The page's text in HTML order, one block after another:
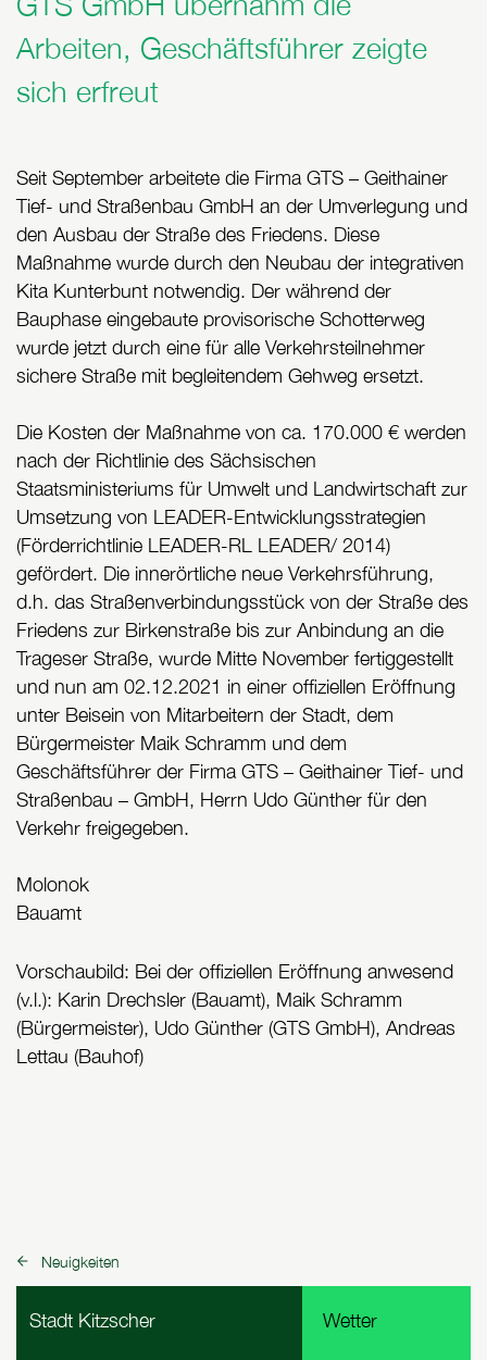
Arbeiten, Geschäftsführer zeigte
sich erfreut
Seit September arbeitete die Firma GTS – Geithainer
Tief- und Straßenbau GmbH an der Umverlegung und
den Ausbau der Straße des Friedens. Diese
Maßnahme wurde durch den Neubau der integrativen
Kita Kunterbunt notwendig. Der während der
Bauphase eingebaute provisorische Schotterweg
wurde jetzt durch eine für alle Verkehrsteilnehmer
sichere Straße mit begleitendem Gehweg ersetzt.
Die Kosten der Maßnahme von ca. 170.000 € werden
nach der Richtlinie des Sächsischen
Staatsministeriums für Umwelt und Landwirtschaft zur
Umsetzung von LEADER-Entwicklungsstrategien
(Förderrichtlinie LEADER-RL LEADER/ 2014)
gefördert. Die innerörtliche neue Verkehrsführung,
d.h. das Straßenverbindungsstück von der Straße des
Friedens zur Birkenstraße bis zur Anbindung an die
Trageser Straße, wurde Mitte November fertiggestellt
und nun am 02.12.2021 in einer offiziellen Eröffnung
unter Beisein von Mitarbeitern der Stadt, dem
Bürgermeister Maik Schramm und dem
Geschäftsführer der Firma GTS – Geithainer Tief- und
Straßenbau – GmbH, Herrn Udo Günther für den
Verkehr freigegeben.
Molonok
Bauamt
Vorschaubild: Bei der offiziellen Eröffnung anwesend
(v.l.): Karin Drechsler (Bauamt), Maik Schramm
(Bürgermeister), Udo Günther (GTS GmbH), Andreas
Lettau (Bauhof)
zurück zu:
Neuigkeiten
Fußbereich Informationen
Stadt Kitzscher Wetter